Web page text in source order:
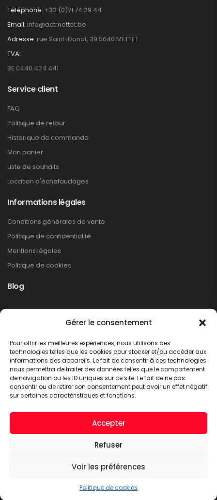
Gérer le consentement
Pour offrir les meilleures expériences, nous utilisons des
technologies telles que les cookies pour stocker et/ou accéder aux
informations des appareils. Le fait de consentir à ces technologies
nous permettra de traiter des données telles que le comportement
de navigation ou les ID uniques sur ce site. Le fait de ne pas
consentir ou de retirer son consentement peut avoir un effet négatif
sur certaines caractéristiques et fonctions.
Accepter
Refuser
Voir les préférences
Politique de cookies
Téléphone: +32 (0)71 74 29 44
Email: info@actmettet.be
Adresse: rue Saint-Donat, 39 5640 METTET
TVA:
BE 0440.424.441
Service client
FAQ
Politique de retour
Historique de commande
Mon panier
Liste de souhaits
Location d'échafaudages
Informations légales
Conditions générales de vente
Politique de confidentialité
Mentions légales
Politique de cookies
Blog
Non classé
LIRE PLUS